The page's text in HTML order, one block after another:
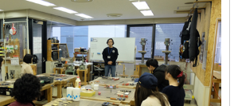
費について 学生マンション
短期大学併修制度
就職実績 卒業生紹介